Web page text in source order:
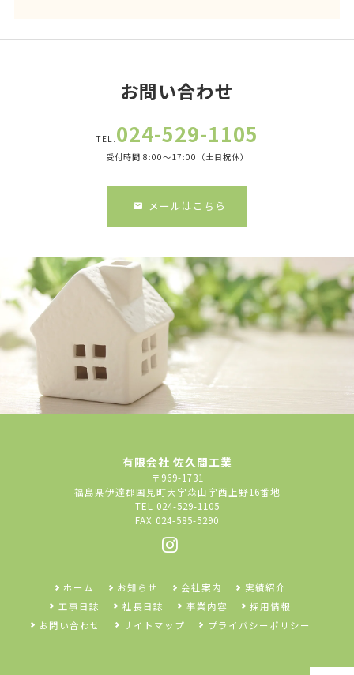
お問い合わせ
TEL. 024-529-1105
受付時間 8:00～17:00（土日祝休）
メールはこちら
有限会社 佐久間工業
〒969-1731
福島県伊達郡国見町大字森山字西上野16番地
TEL 024-529-1105
FAX 024-585-5290
ホーム お知らせ 会社案内
実績紹介
工事日誌
社長日誌 事業内容
採用情報
お問い合わせ
サイトマップ プライバシーポリシー